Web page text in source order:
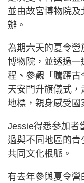
並由故宮博物院
辦。
為期六天的夏令
博物院，並透過
程 、 參觀「騰躍
天安門升旗儀式
地標，親身感受國
Jessie得悉參加者
過與不同地區的
共同文化根脈。
有去年參與夏令